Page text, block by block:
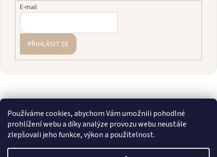
Používáme cookies, abychom Vám umožnili pohodlné
prohlížení webu a díky analýze provozu webu neustále
zlepšovali jeho funkce, výkon a použitelnost.
E-mail
PŘIHLÁSIT SE
Vytvořil Shoptet